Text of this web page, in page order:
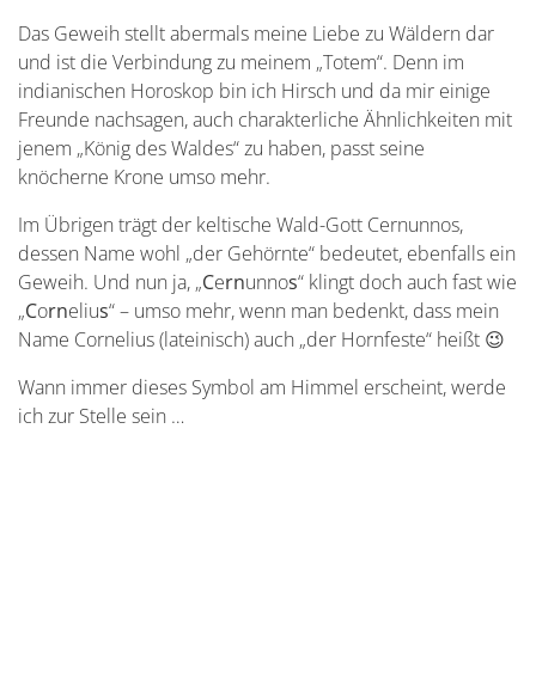
Das Geweih stellt abermals meine Liebe zu Wäldern dar
und ist die Verbindung zu meinem „Totem“. Denn im
indianischen Horoskop bin ich Hirsch und da mir einige
Freunde nachsagen, auch charakterliche Ähnlichkeiten mit
jenem „König des Waldes“ zu haben, passt seine
knöcherne Krone umso mehr.
Im Übrigen trägt der keltische Wald-Gott Cernunnos,
dessen Name wohl „der Gehörnte“ bedeutet, ebenfalls ein
Geweih. Und nun ja, „Cernunnos“ klingt doch auch fast wie
„Cornelius“ – umso mehr, wenn man bedenkt, dass mein
Name Cornelius (lateinisch) auch „der Hornfeste“ heißt 😉
Wann immer dieses Symbol am Himmel erscheint, werde
ich zur Stelle sein …